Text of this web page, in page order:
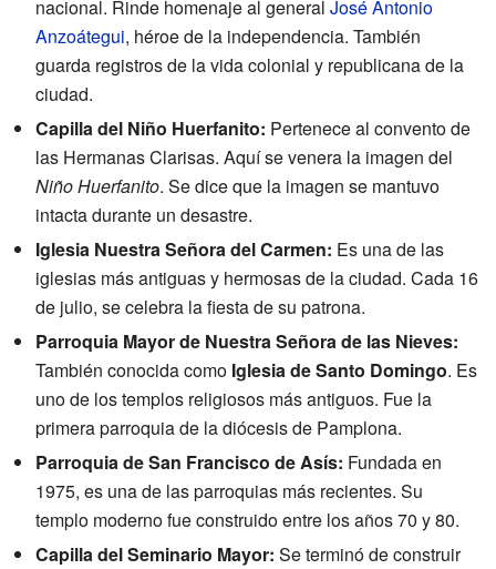
nacional. Rinde homenaje al general José Antonio
Anzoátegui, héroe de la independencia. También
guarda registros de la vida colonial y republicana de la
ciudad.
Capilla del Niño Huerfanito: Pertenece al convento de
las Hermanas Clarisas. Aquí se venera la imagen del
Niño Huerfanito. Se dice que la imagen se mantuvo
intacta durante un desastre.
Iglesia Nuestra Señora del Carmen: Es una de las
iglesias más antiguas y hermosas de la ciudad. Cada 16
de julio, se celebra la fiesta de su patrona.
Parroquia Mayor de Nuestra Señora de las Nieves:
También conocida como Iglesia de Santo Domingo. Es
uno de los templos religiosos más antiguos. Fue la
primera parroquia de la diócesis de Pamplona.
Parroquia de San Francisco de Asís: Fundada en
1975, es una de las parroquias más recientes. Su
templo moderno fue construido entre los años 70 y 80.
Capilla del Seminario Mayor: Se terminó de construir